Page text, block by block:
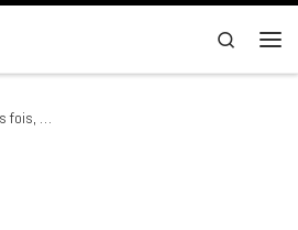
Search
fois, …